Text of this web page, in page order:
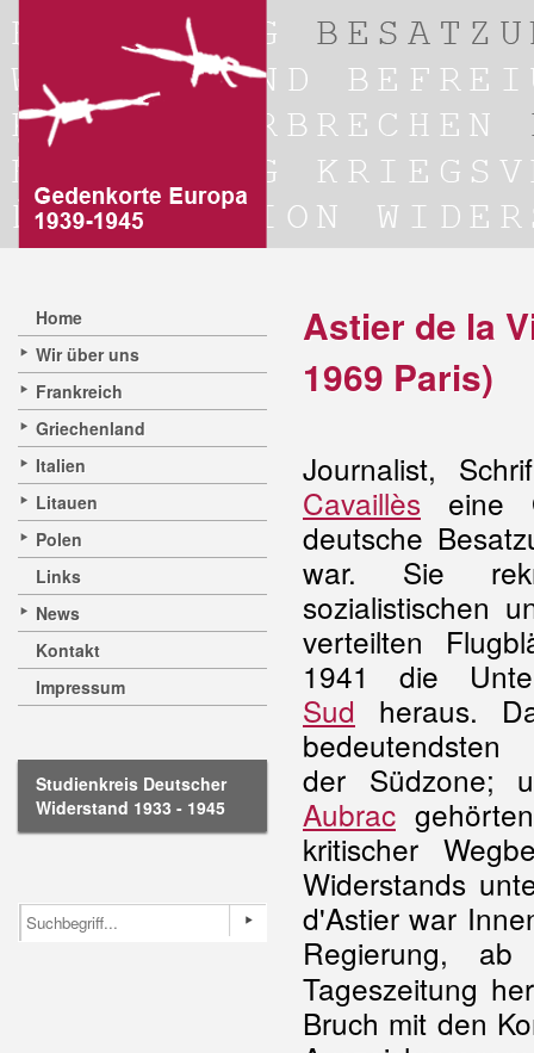
Home
Wir über uns
Frankreich
Griechenland
Italien
Litauen
Polen
Links
News
Kontakt
Impressum
Studienkreis Deutscher
Widerstand 1933 - 1945
Astier de la
1969 Paris)
Journalist,
Cavaillès eine
deutsche
war. Sie
sozialistischen
verteilten
1941 die
Sud heraus.
bedeutendsten
der Südzone;
Aubrac
kritischer
Widerstands
d'Astier war
Regierung,
Tageszeitung
Bruch mit den